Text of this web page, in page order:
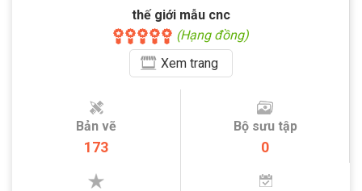
thế giới mẫu cnc
(Hạng đồng)
Xemtrang
Bản vẽ
173
Bộ sưu tập
0